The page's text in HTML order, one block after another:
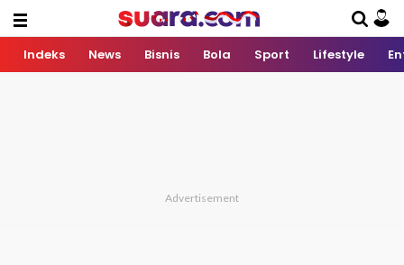
Indeks News Bisnis Bola Sport Lifestyle